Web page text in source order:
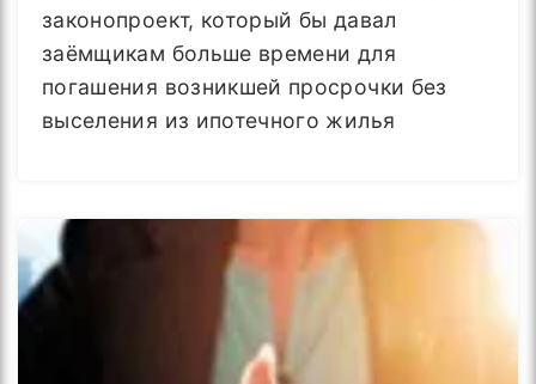
законопроект, который бы давал
заёмщикам больше времени для
погашения возникшей просрочки без
выселения из ипотечного жилья